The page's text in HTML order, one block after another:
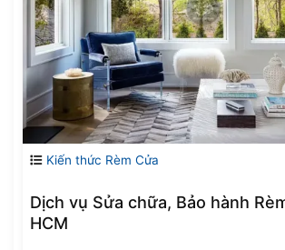
Kiến thức Rèm Cửa
Dịch vụ Sửa chữa, Bảo hành
HCM